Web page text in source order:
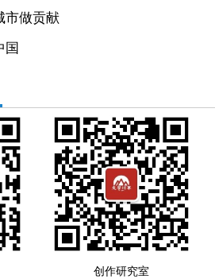
市做贡献
国
创作研究室